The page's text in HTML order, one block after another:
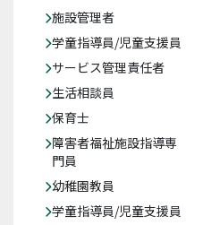
施設管理者
学童指導員/児童支援員
サービス管理責任者
生活相談員
保育士
障害者福祉施設指導専
門員
幼稚園教員
学童指導員/児童支援員